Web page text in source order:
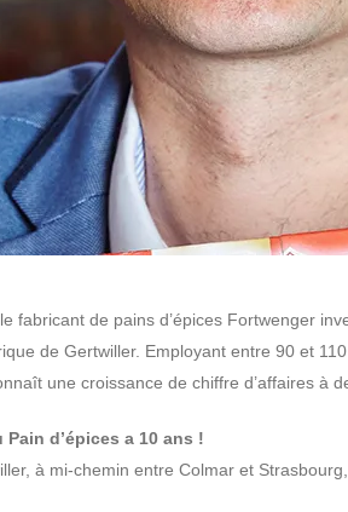
fabricant de pains d’épices Fortwenger
de Gertwiller. Employant entre 90 et
une croissance de chiffre d’affaires à
Pain d’épices a 10 ans !
à mi-chemin entre Colmar et